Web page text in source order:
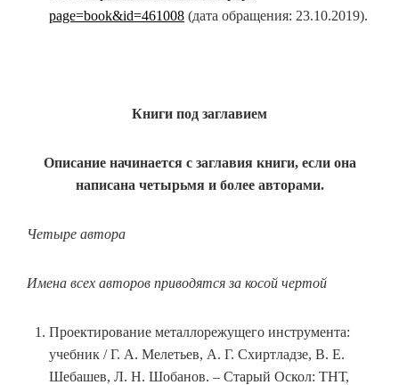
page=book&id=461008 (дата обращения: 23.10.2019).
Книги под заглавием
Описание начинается с заглавия книги, если она
написана четырьмя и более авторами.
Четыре автора
Имена всех авторов приводятся за косой чертой
Проектирование металлорежущего инструмента:
учебник / Г. А. Мелетьев, А. Г. Схиртладзе, В. Е.
Шебашев, Л. Н. Шобанов. – Старый Оскол: ТНТ,